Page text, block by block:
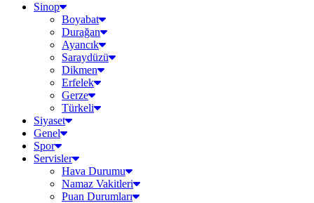
Sinop
Boyabat
Durağan
Ayancık
Saraydüzü
Dikmen
Erfelek
Gerze
Türkeli
Siyaset
Genel
Spor
Servisler
Hava Durumu
Namaz Vakitleri
Puan Durumları